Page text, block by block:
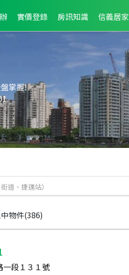
實價登錄 房訊知識 信義居家
掌握!
物件(386)
一段１３１號